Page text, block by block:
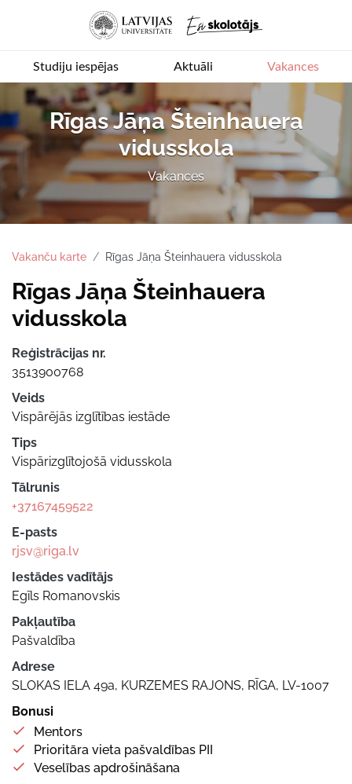
Studiju iespējas Aktuāli Vakances
Rīgas Jāņa Šteinhauera
vidusskola
Vakances
Vakanču karte Rīgas Jāņa Šteinhauera vidusskola
Rīgas Jāņa Šteinhauera
vidusskola
Reģistrācijas nr.
3513900768
Veids
Vispārējās izglītības iestāde
Tips
Vispārizglītojošā vidusskola
Tālrunis
+37167459522
E-pasts
rjsv@riga.lv
Iestādes vadītājs
Egīls Romanovskis
Pakļautība
Pašvaldība
Adrese
SLOKAS IELA 49a, KURZEMES RAJONS, RĪGA, LV-1007
Bonusi
Mentors
Prioritāra vieta pašvaldības PII
Veselības apdrošināšana